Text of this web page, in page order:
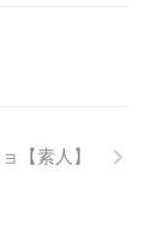
【素人】